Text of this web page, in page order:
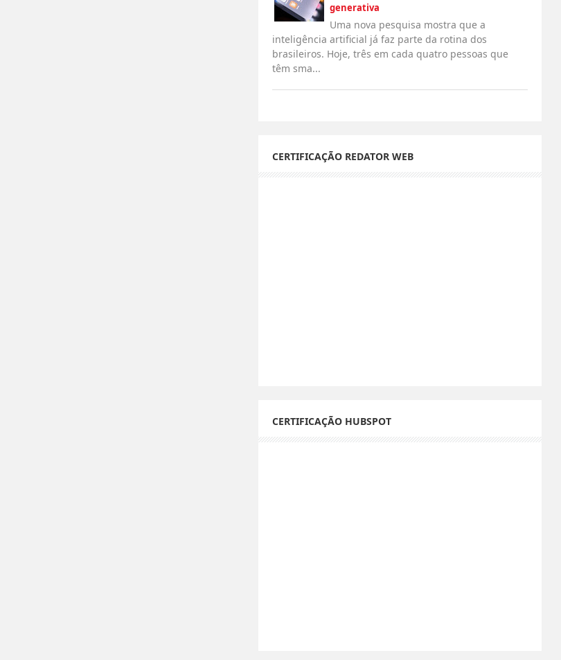
generativa
Uma nova pesquisa mostra que a
inteligência artificial já faz parte da rotina dos
brasileiros. Hoje, três em cada quatro pessoas que
têm sma...
CERTIFICAÇÃO REDATOR WEB
CERTIFICAÇÃO HUBSPOT